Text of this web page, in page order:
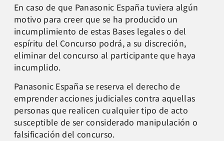
En caso de que Panasonic España tuviera algún
motivo para creer que se ha producido un
incumplimiento de estas Bases legales o del
espíritu del Concurso podrá, a su discreción,
eliminar del concurso al participante que haya
incumplido.
Panasonic España se reserva el derecho de
emprender acciones judiciales contra aquellas
personas que realicen cualquier tipo de acto
susceptible de ser considerado manipulación o
falsificación del concurso.